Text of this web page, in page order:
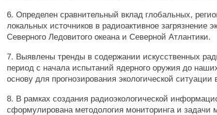
6. Определен сравнительный вклад глобальных,
локальных источников в радиоактивное загрязнение
Северного Ледовитого океана и Северной Атлантики.
7. Выявлены тренды в содержании искусственных
период с начала испытаний ядерного оружия до
основу для прогнозирования экологической
8. В рамках создания радиоэкологической
сформулирована методология мониторинга и задачи